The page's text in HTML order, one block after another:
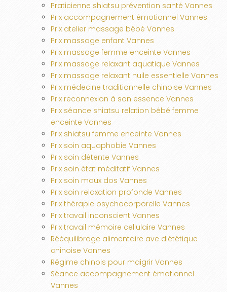
Praticienne shiatsu prévention santé Vannes
Prix accompagnement émotionnel Vannes
Prix atelier massage bébé Vannes
Prix massage enfant Vannes
Prix massage femme enceinte Vannes
Prix massage relaxant aquatique Vannes
Prix massage relaxant huile essentielle Vannes
Prix médecine traditionnelle chinoise Vannes
Prix reconnexion à son essence Vannes
Prix séance shiatsu relation bébé femme
enceinte Vannes
Prix shiatsu femme enceinte Vannes
Prix soin aquaphobie Vannes
Prix soin détente Vannes
Prix soin état méditatif Vannes
Prix soin maux dos Vannes
Prix soin relaxation profonde Vannes
Prix thérapie psychocorporelle Vannes
Prix travail inconscient Vannes
Prix travail mémoire cellulaire Vannes
Rééquilibrage alimentaire ave diététique
chinoise Vannes
Régime chinois pour maigrir Vannes
Séance accompagnement émotionnel
Vannes